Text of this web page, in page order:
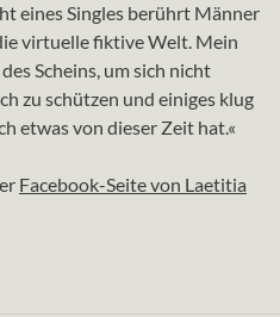
eines Singles berührt Männer
virtuelle fiktive Welt. Mein
Scheins, um sich nicht
zu schützen und einiges klug
etwas von dieser Zeit hat.«
Facebook-Seite von Laetitia